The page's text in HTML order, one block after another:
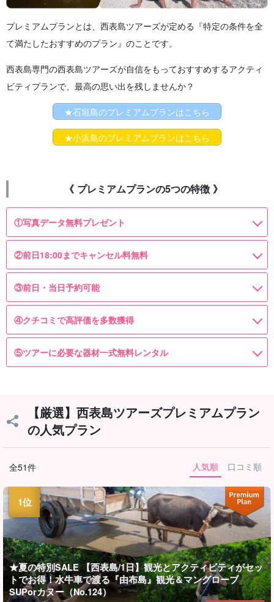
プレミアムプランとは、西表島ツアーズが定める『特定の条件を全
て満たしたおすすめのプラン』のことです。
西表島専門の西表島ツアーズが自信をもっておすすめするアクティ
ビティプランで、最高の思い出を残しませんか？
★石垣島のプレミアムプランはこちら
★小浜島のプレミアムプランはこちら
《 プレミアムプランの5つの特徴 》
①写真データ無料プレゼント
②前日18:00までキャンセル料無料
③前日・当日予約可能
④クチコミで高評価を多数獲得
⑤ツアーに必要な器材一式無料レンタル
【厳選】西表島ツアーズプレミアムプラン
の人気プラン
全51件 人気順 口コミ順
★夏の特別SALE 【西表島/1日】観光とアクティビティがセッ
トでお得！水牛車で渡る『由布島』観光＆マングローブ
SUPorカヌー（No.124）